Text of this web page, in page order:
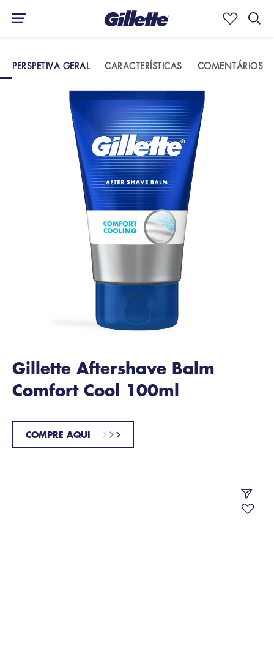
PERSPETIVA GERAL CARACTERÍSTICAS COMENTÁRIOS
Gillette Aftershave Balm
Comfort Cool 100ml
COMPRE AQUI